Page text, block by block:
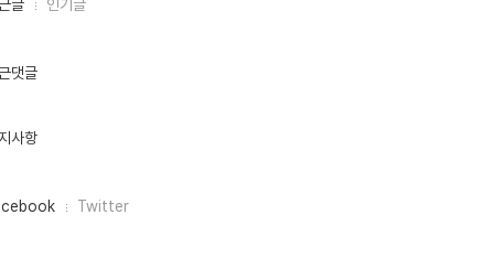
글 인기글
댓글
사항
Twitter